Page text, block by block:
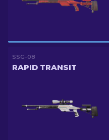
SSG-08
RAPID TRANSIT